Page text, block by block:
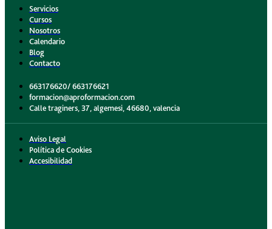
Servicios
Cursos
Nosotros
Calendario
Blog
Contacto
663176620/ 663176621
formacion@aproformacion.com
Calle traginers, 37, algemesi, 46680, valencia
Aviso Legal
Política de Cookies
Accesibilidad